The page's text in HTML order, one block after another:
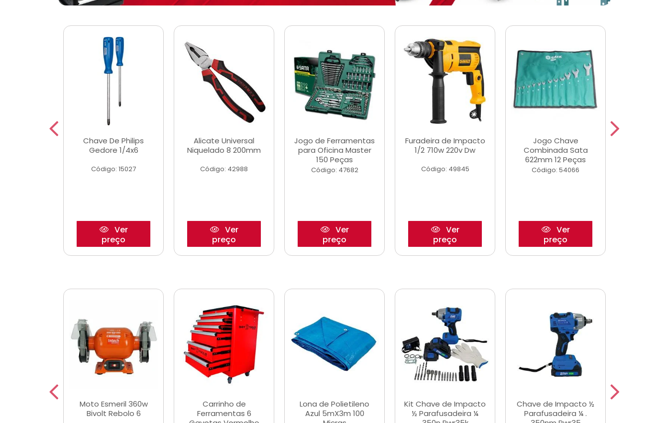
Chave De Philips
Gedore 1/4x6
Código: 15027
Ver
preço
Alicate Universal
Niquelado 8 200mm
Código: 42988
Ver
preço
Jogo de Ferramentas
para Oficina Master
150 Peças
Código: 47682
Ver
preço
Furadeira de Impacto
1/2 710w 220v Dw
Código: 49845
Ver
preço
Jogo Chave
Combinada Sata
622mm 12 Peças
Código: 54066
Ver
preço
Moto Esmeril 360w
Bivolt Rebolo 6
Carrinho de
Ferramentas 6
Lona de Polietileno
Azul 5mX3m 100
Kit Chave de Impacto
½ Parafusadeira ¼
Chave de Impacto ½
Parafusadeira ¼ .